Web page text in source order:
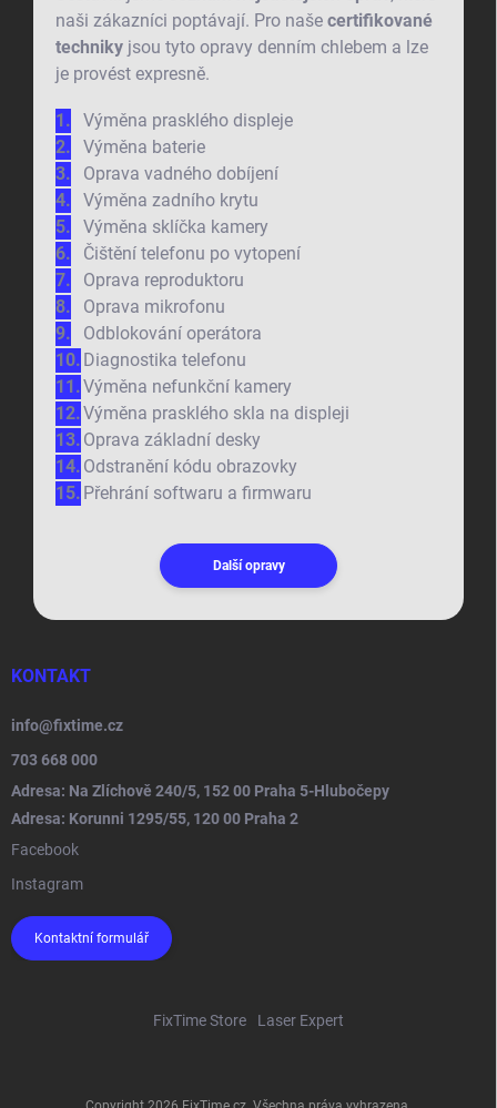
naši zákazníci poptávají. Pro naše certifikované
techniky jsou tyto opravy denním chlebem a lze
je provést expresně.
Výměna prasklého displeje
Výměna baterie
Oprava vadného dobíjení
Výměna zadního krytu
Výměna sklíčka kamery
Čištění telefonu po vytopení
Oprava reproduktoru
Oprava mikrofonu
Odblokování operátora
Diagnostika telefonu
Výměna nefunkční kamery
Výměna prasklého skla na displeji
Oprava základní desky
Odstranění kódu obrazovky
Přehrání softwaru a firmwaru
Další opravy
KONTAKT
info@fixtime.cz
703 668 000
Adresa: Na Zlíchově 240/5, 152 00 Praha 5-Hlubočepy
Adresa: Korunni 1295/55, 120 00 Praha 2
Facebook
Instagram
Kontaktní formulář
FixTime Store Laser Expert